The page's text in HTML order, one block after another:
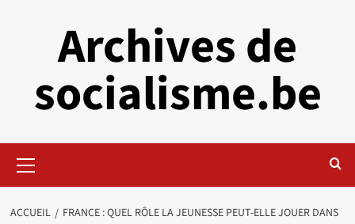
Archives de
socialisme.be
principal
ACCUEIL
FRANCE : QUEL RÔLE LA JEUNESSE PEUT-ELLE JOUER DANS